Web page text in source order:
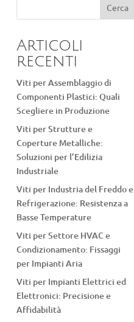
Cerca
Articoli
recenti
Viti per Assemblaggio di
Componenti Plastici: Quali
Scegliere in Produzione
Viti per Strutture e
Coperture Metalliche:
Soluzioni per l’Edilizia
Industriale
Viti per Industria del Freddo e
Refrigerazione: Resistenza a
Basse Temperature
Viti per Settore HVAC e
Condizionamento: Fissaggi
per Impianti Aria
Viti per Impianti Elettrici ed
Elettronici: Precisione e
Affidabilità